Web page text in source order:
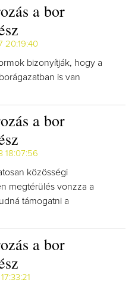
a bor
20:19:40
bizonyítják, hogy a
is van
a bor
18:07:56
közösségi
megtérülés vonzza a
támogatni a
a bor